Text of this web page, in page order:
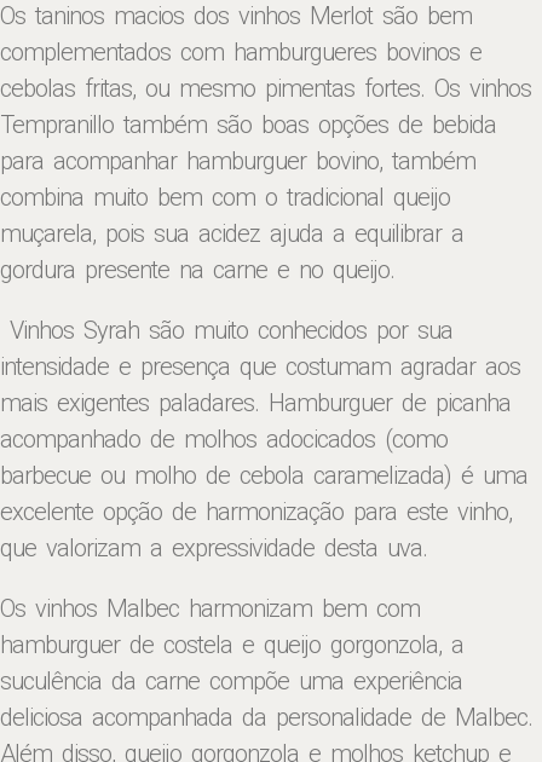
Os taninos macios dos vinhos Merlot são bem
complementados com hamburgueres bovinos e
cebolas fritas, ou mesmo pimentas fortes. Os vinhos
Tempranillo também são boas opções de bebida
para acompanhar hamburguer bovino, também
combina muito bem com o tradicional queijo
muçarela, pois sua acidez ajuda a equilibrar a
gordura presente na carne e no queijo.
Vinhos Syrah são muito conhecidos por sua
intensidade e presença que costumam agradar aos
mais exigentes paladares. Hamburguer de picanha
acompanhado de molhos adocicados (como
barbecue ou molho de cebola caramelizada) é uma
excelente opção de harmonização para este vinho,
que valorizam a expressividade desta uva.
Os vinhos Malbec harmonizam bem com
hamburguer de costela e queijo gorgonzola, a
suculência da carne compõe uma experiência
deliciosa acompanhada da personalidade de Malbec.
Além disso, queijo gorgonzola e molhos ketchup e